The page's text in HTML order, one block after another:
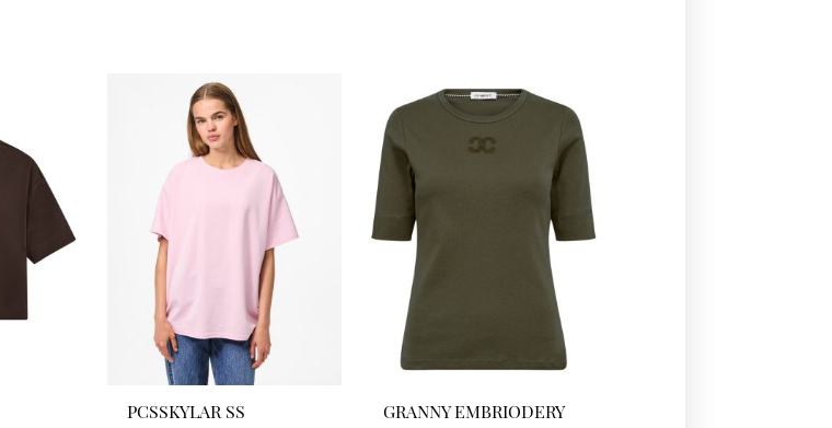
PCSSKYLAR SS
GRANNY EMBRIODERY